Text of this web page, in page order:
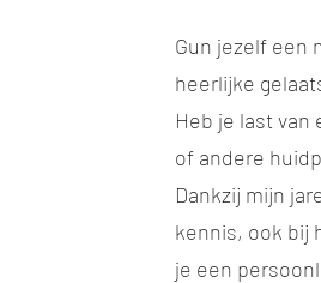
Gun jezelf een
heerlijke
Heb je last
of andere
Dankzij mijn
kennis, ook bij
je een